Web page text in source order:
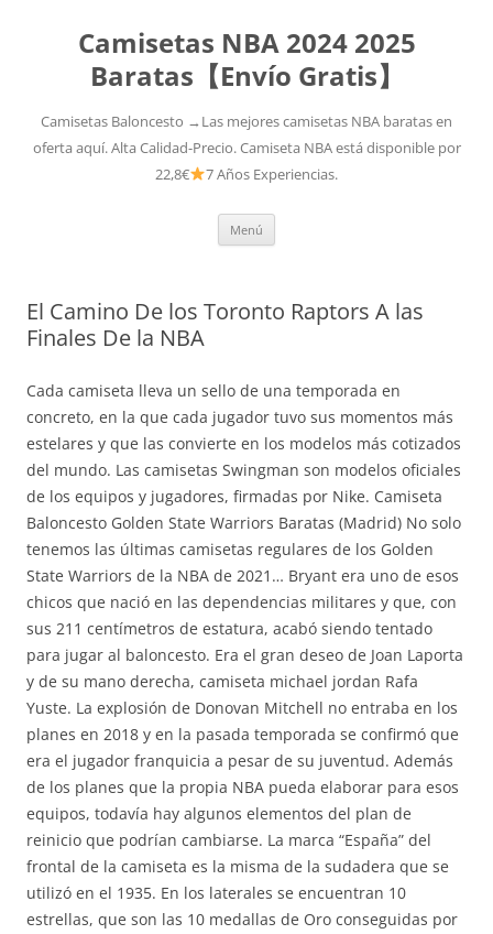
Camisetas NBA 2024 2025
Baratas【Envío Gratis】
Camisetas Baloncesto →Las mejores camisetas NBA baratas en
oferta aquí. Alta Calidad-Precio. Camiseta NBA está disponible por
22,8€
7 Años Experiencias.
Menú
El Camino De los Toronto Raptors A las
Finales De la NBA
Cada camiseta lleva un sello de una temporada en
concreto, en la que cada jugador tuvo sus momentos más
estelares y que las convierte en los modelos más cotizados
del mundo. Las camisetas Swingman son modelos oficiales
de los equipos y jugadores, firmadas por Nike. Camiseta
Baloncesto Golden State Warriors Baratas (Madrid) No solo
tenemos las últimas camisetas regulares de los Golden
State Warriors de la NBA de 2021… Bryant era uno de esos
chicos que nació en las dependencias militares y que, con
sus 211 centímetros de estatura, acabó siendo tentado
para jugar al baloncesto. Era el gran deseo de Joan Laporta
y de su mano derecha, camiseta michael jordan Rafa
Yuste. La explosión de Donovan Mitchell no entraba en los
planes en 2018 y en la pasada temporada se confirmó que
era el jugador franquicia a pesar de su juventud. Además
de los planes que la propia NBA pueda elaborar para esos
equipos, todavía hay algunos elementos del plan de
reinicio que podrían cambiarse. La marca “España” del
frontal de la camiseta es la misma de la sudadera que se
utilizó en el 1935. En los laterales se encuentran 10
estrellas, que son las 10 medallas de Oro conseguidas por